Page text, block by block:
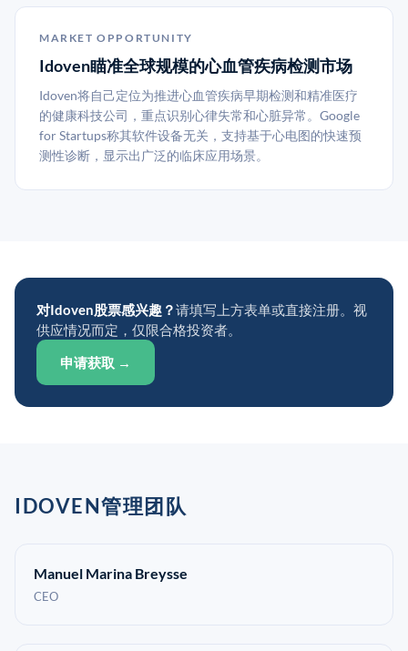
MARKET OPPORTUNITY
Idoven瞄准全球规模的心血管疾病检测市场
Idoven将自己定位为推进心血管疾病早期检测和精准医疗
的健康科技公司，重点识别心律失常和心脏异常。Google
for Startups称其软件设备无关，支持基于心电图的快速预
测性诊断，显示出广泛的临床应用场景。
对Idoven股票感兴趣？请填写上方表单或直接注册。视
供应情况而定，仅限合格投资者。
申请获取 →
IDOVEN管理团队
Manuel Marina Breysse
CEO